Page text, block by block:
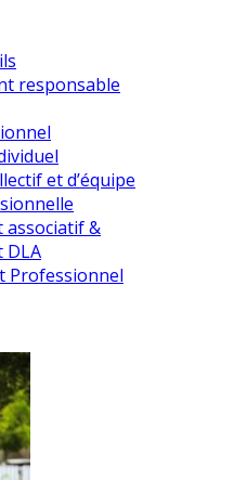
responsable
et d’équipe
associatif &
DLA
Professionnel